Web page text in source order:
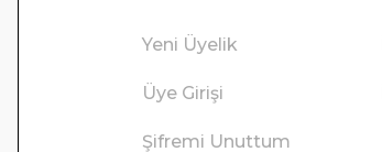
Yeni Üyelik
Üye Girişi
Şifremi Unuttum